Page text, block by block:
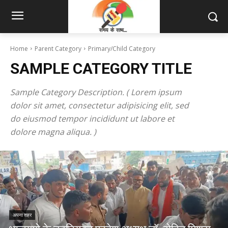
Home Parent Category Primary/Child Category
SAMPLE CATEGORY TITLE
Sample Category Description. ( Lorem ipsum
dolor sit amet, consectetur adipisicing elit, sed
do eiusmod tempor incididunt ut labore et
dolore magna aliqua. )
अपना शहर